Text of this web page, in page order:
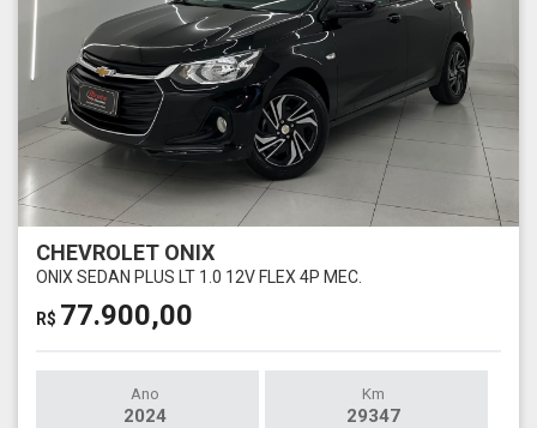
CHEVROLET ONIX
ONIX SEDAN PLUS LT 1.0 12V FLEX 4P MEC.
R$ 77.900,00
Ano
2024
Km
29347